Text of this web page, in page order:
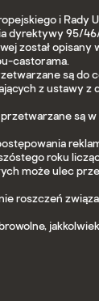
i Rady
95/
został
castorama.
są do
z ustawy z
są
roku
może ulec
roszczeń